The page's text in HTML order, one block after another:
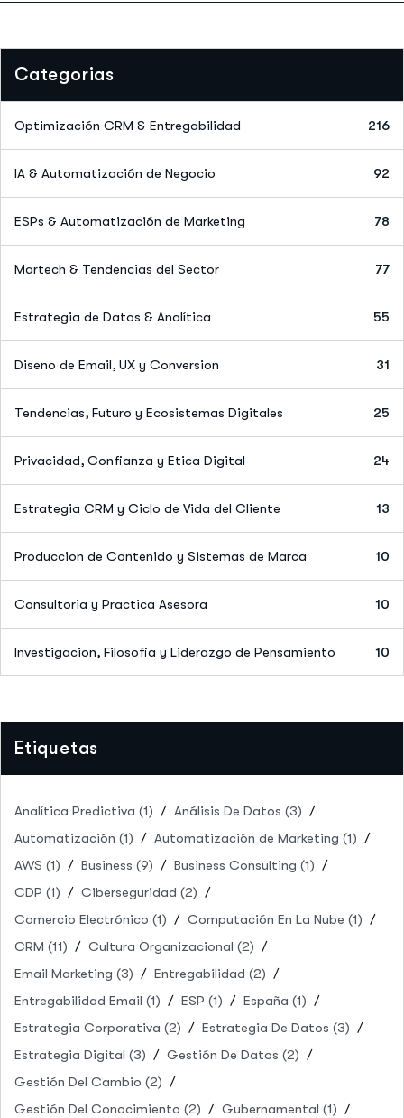
Categorias
Optimización CRM & Entregabilidad 216
IA & Automatización de Negocio 92
ESPs & Automatización de Marketing 78
Martech & Tendencias del Sector 77
Estrategia de Datos & Analítica 55
Diseno de Email, UX y Conversion 31
Tendencias, Futuro y Ecosistemas Digitales 25
Privacidad, Confianza y Etica Digital 24
Estrategia CRM y Ciclo de Vida del Cliente 13
Produccion de Contenido y Sistemas de Marca 10
Consultoria y Practica Asesora 10
Investigacion, Filosofia y Liderazgo de Pensamiento 10
Etiquetas
Analítica Predictiva (1) Análisis De Datos (3)
Automatización (1) Automatización de Marketing (1)
AWS (1) Business (9) Business Consulting (1)
CDP (1) Ciberseguridad (2)
Comercio Electrónico (1) Computación En La Nube (1)
CRM (11) Cultura Organizacional (2)
Email Marketing (3) Entregabilidad (2)
Entregabilidad Email (1) ESP (1) España (1)
Estrategia Corporativa (2) Estrategia De Datos (3)
Estrategia Digital (3) Gestión De Datos (2)
Gestión Del Cambio (2)
Gestión Del Conocimiento (2) Gubernamental (1)